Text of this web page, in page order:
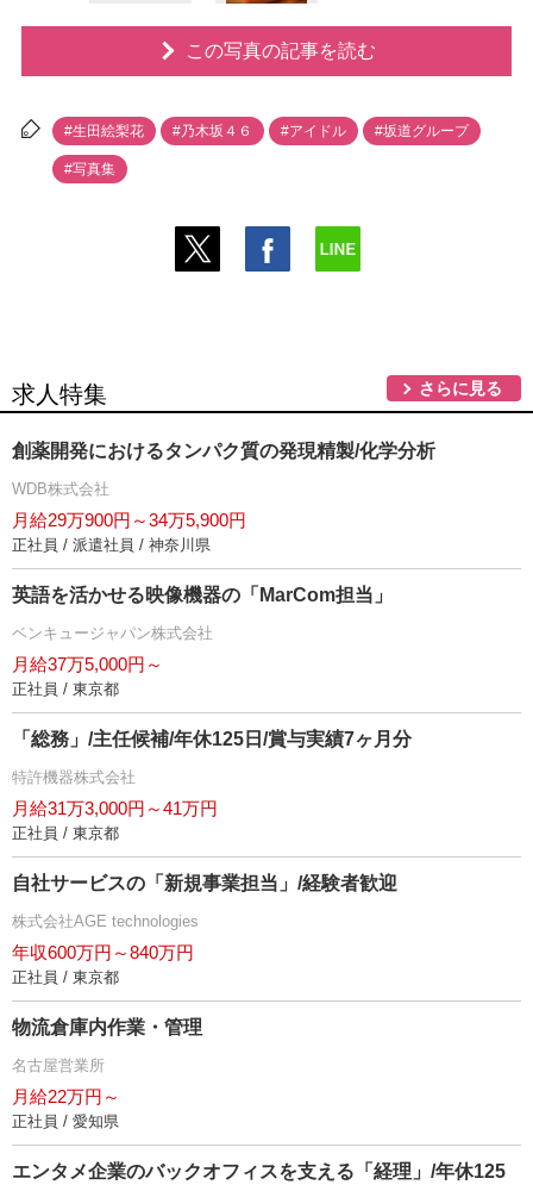
この写真の記事を読む
#生田絵梨花 #乃木坂４６ #アイドル #坂道グループ
#写真集
求人特集 さらに見る
創薬開発におけるタンパク質の発現精製/化学分析
WDB株式会社
月給29万900円～34万5,900円
正社員 / 派遣社員 / 神奈川県
英語を活かせる映像機器の「MarCom担当」
ベンキュージャパン株式会社
月給37万5,000円～
正社員 / 東京都
「総務」/主任候補/年休125日/賞与実績7ヶ月分
特許機器株式会社
月給31万3,000円～41万円
正社員 / 東京都
自社サービスの「新規事業担当」/経験者歓迎
株式会社AGE technologies
年収600万円～840万円
正社員 / 東京都
物流倉庫内作業・管理
名古屋営業所
月給22万円～
正社員 / 愛知県
エンタメ企業のバックオフィスを支える「経理」/年休125